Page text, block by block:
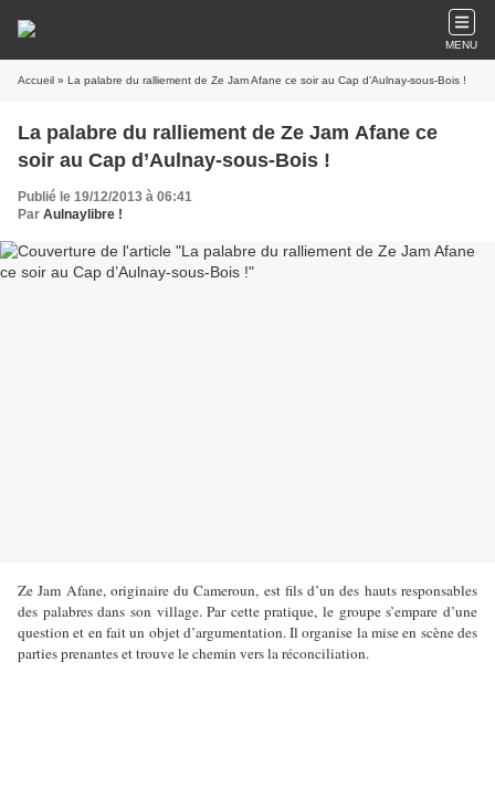
MENU
Accueil » La palabre du ralliement de Ze Jam Afane ce soir au Cap d’Aulnay-sous-Bois !
La palabre du ralliement de Ze Jam Afane ce
soir au Cap d’Aulnay-sous-Bois !
Publié le 19/12/2013 à 06:41
Par Aulnaylibre !
Ze Jam Afane, originaire du Cameroun, est fils d’un des hauts responsables
des palabres dans son village. Par cette pratique, le groupe s’empare d’une
question et en fait un objet d’argumentation. Il organise la mise en scène des
parties prenantes et trouve le chemin vers la réconciliation.